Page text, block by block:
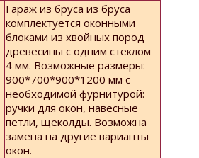
Гараж из бруса из бруса
комплектуется оконными
блоками из хвойных пород
древесины с одним стеклом
4 мм. Возможные размеры:
900*700*900*1200 мм с
необходимой фурнитурой:
ручки для окон, навесные
петли, щеколды. Возможна
замена на другие варианты
окон.